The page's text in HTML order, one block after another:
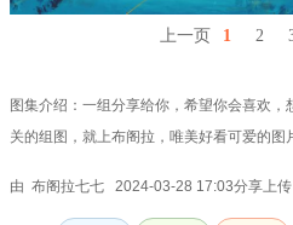
上一页 1 2
图集介绍：一组分享给你，希望你会喜欢
关的组图，就上布阁拉，唯美好看可爱的图
由 布阁拉七七 2024-03-28 17:03分享上传